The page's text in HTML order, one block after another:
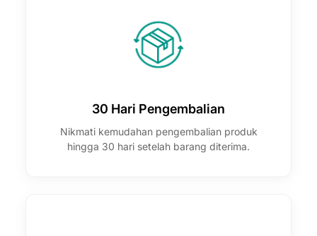
30 Hari Pengembalian
Nikmati kemudahan pengembalian produk
hingga 30 hari setelah barang diterima.